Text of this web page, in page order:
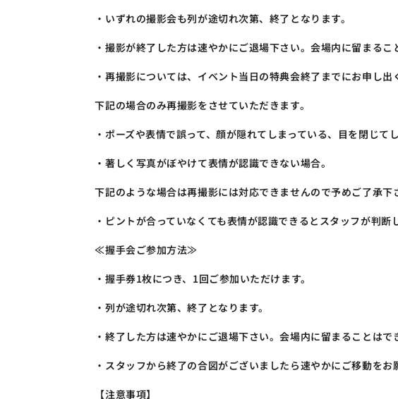
・いずれの撮影会も列が途切れ次第、終了となります。
・撮影が終了した方は速やかにご退場下さい。会場内に留まるこ
・再撮影については、イベント当日の特典会終了までにお申し
下記の場合のみ再撮影をさせていただきます。
・ポーズや表情で誤って、顔が隠れてしまっている、目を閉じて
・著しく写真がぼやけて表情が認識できない場合。
下記のような場合は再撮影には対応できませんので予めご了承下
・ピントが合っていなくても表情が認識できるとスタッフが判断
≪握手会ご参加方法≫
・握手券1枚につき、1回ご参加いただけます。
・列が途切れ次第、終了となります。
・終了した方は速やかにご退場下さい。会場内に留まることはで
・スタッフから終了の合図がございましたら速やかにご移動をお
【注意事項】